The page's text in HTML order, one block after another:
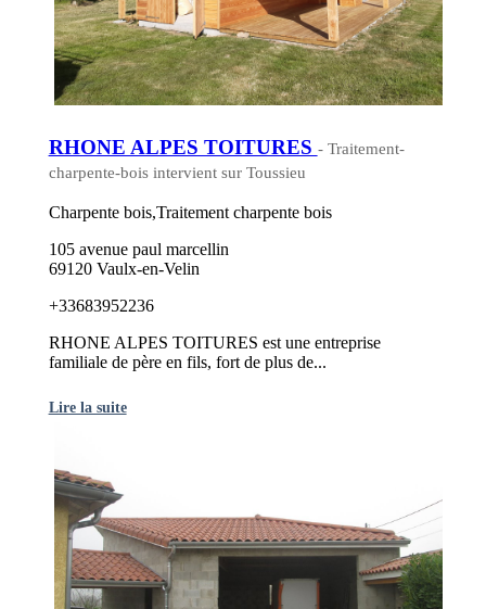
RHONE ALPES TOITURES - Traitement-
charpente-bois intervient sur Toussieu
Charpente bois,Traitement charpente bois
105 avenue paul marcellin
69120 Vaulx-en-Velin
+33683952236
RHONE ALPES TOITURES est une entreprise
familiale de père en fils, fort de plus de...
Lire la suite